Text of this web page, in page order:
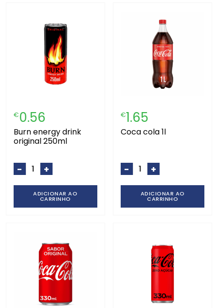
€0.56
burn energy drink
original 250ml
- +
ADICIONAR AO
CARRINHO
€1.65
coca cola 1l
- +
ADICIONAR AO
CARRINHO